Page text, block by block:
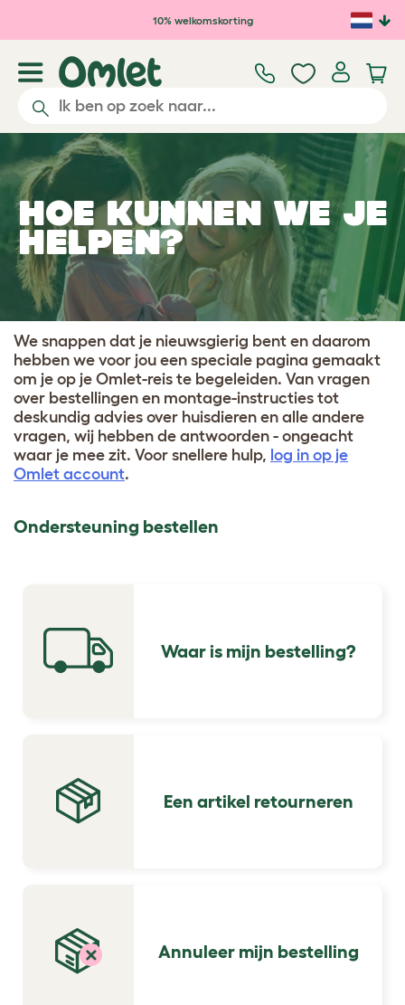
Ga naar de hoofdinhoud
10% welkomskorting
HOE KUNNEN WE JE
HELPEN?
We snappen dat je nieuwsgierig bent en daarom
hebben we voor jou een speciale pagina gemaakt
om je op je Omlet-reis te begeleiden. Van vragen
over bestellingen en montage-instructies tot
deskundig advies over huisdieren en alle andere
vragen, wij hebben de antwoorden - ongeacht
waar je mee zit. Voor snellere hulp, log in op je
Omlet account.
Ondersteuning bestellen
Waar is mijn bestelling?
Een artikel retourneren
Annuleer mijn bestelling